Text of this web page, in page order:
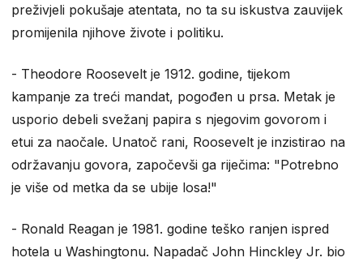
preživjeli pokušaje atentata, no ta su iskustva zauvijek
promijenila njihove živote i politiku.
- Theodore Roosevelt je 1912. godine, tijekom
kampanje za treći mandat, pogođen u prsa. Metak je
usporio debeli svežanj papira s njegovim govorom i
etui za naočale. Unatoč rani, Roosevelt je inzistirao na
održavanju govora, započevši ga riječima: "Potrebno
je više od metka da se ubije losa!"
- Ronald Reagan je 1981. godine teško ranjen ispred
hotela u Washingtonu. Napadač John Hinckley Jr. bio